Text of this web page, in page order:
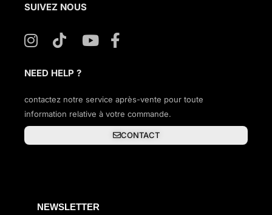
SUIVEZ NOUS
NEED HELP ?
contactez notre service après-vente pour toute
information relative à votre commande.
CONTACT
NEWSLETTER